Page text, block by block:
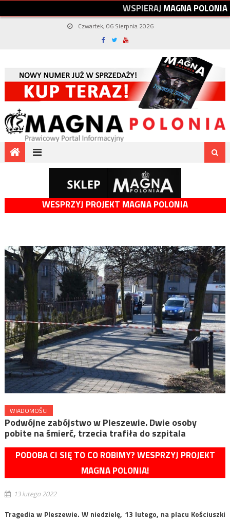
WSPIERAJMAGNAPOLONIA
Czwartek, 06 Sierpnia 2026
WESPRZYJ PROJEKT MAGNA POLONIA
WIADOMOŚCI
Podwójne zabójstwo w Pleszewie. Dwie osoby
pobite na śmierć, trzecia trafiła do szpitala
PODOBA CI SIĘ TO CO ROBIMY? WESPRZYJ PROJEKT
MAGNA POLONIA!
13 lutego 2022
Tragedia w Pleszewie. W niedzielę, 13 lutego, na placu Kościuszki